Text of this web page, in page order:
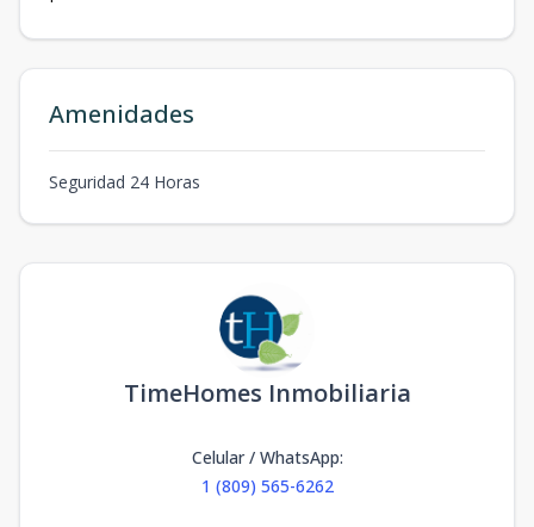
Amenidades
Seguridad 24 Horas
TimeHomes Inmobiliaria
Celular / WhatsApp:
1 (809) 565-6262